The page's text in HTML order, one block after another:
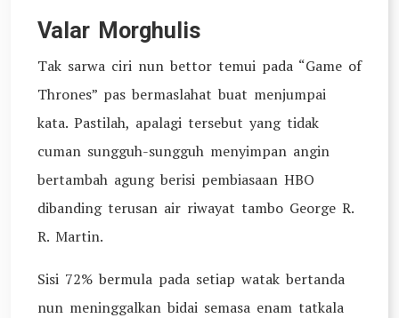
Valar Morghulis
Tak sarwa ciri nun bettor temui pada “Game of
Thrones” pas bermaslahat buat menjumpai
kata. Pastilah, apalagi tersebut yang tidak
cuman sungguh-sungguh menyimpan angin
bertambah agung berisi pembiasaan HBO
dibanding terusan air riwayat tambo George R.
R. Martin.
Sisi 72% bermula pada setiap watak bertanda
nun meninggalkan bidai semasa enam tatkala